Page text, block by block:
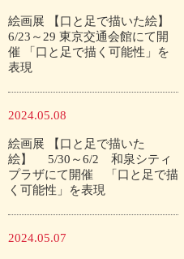
絵画展 【口と足で描いた絵】
6/23～29 東京交通会館にて開
催 「口と足で描く可能性」を
表現
2024.05.08
絵画展 【口と足で描いた
絵】 5/30～6/2 和泉シティ
プラザにて開催 「口と足で描
く可能性」を表現
2024.05.07